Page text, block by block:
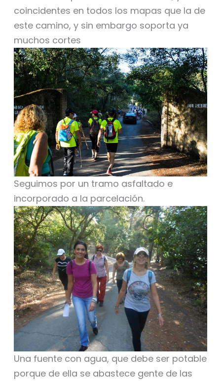
coincidentes en todos los mapas que la de
este camino, y sin embargo soporta ya
muchos cortes
Seguimos por un tramo asfaltado e
incorporado a la parcelación.
Una fuente con agua, que debe ser potable
porque de ella se abastece gente de las